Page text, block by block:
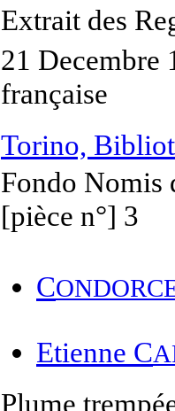
Extrait des
21 Decembre
française
Torino,
Fondo Nomis
[pièce n°] 3
C
Etienne C
Plume